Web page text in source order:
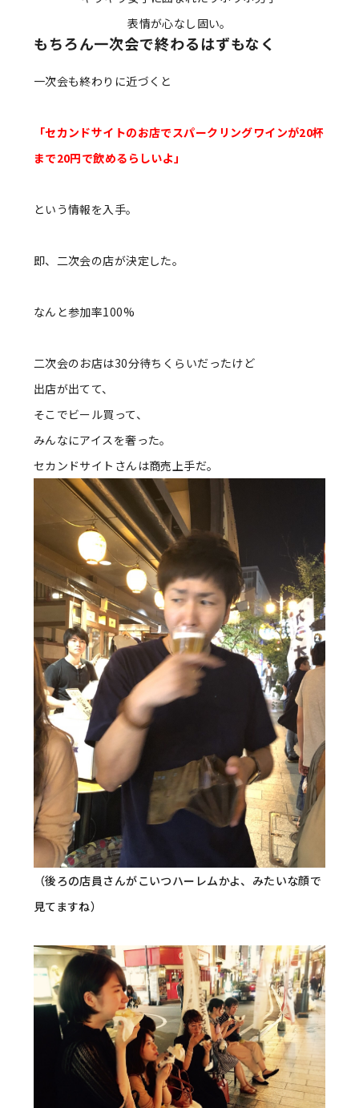
表情が心なし固い。
もちろん一次会で終わるはずもなく
一次会も終わりに近づくと
「セカンドサイトのお店でスパークリングワインが20杯
まで20円で飲めるらしいよ」
という情報を入手。
即、二次会の店が決定した。
なんと参加率100%
二次会のお店は30分待ちくらいだったけど
出店が出てて、
そこでビール買って、
みんなにアイスを奢った。
セカンドサイトさんは商売上手だ。
（後ろの店員さんがこいつハーレムかよ、みたいな顔で
見てますね）